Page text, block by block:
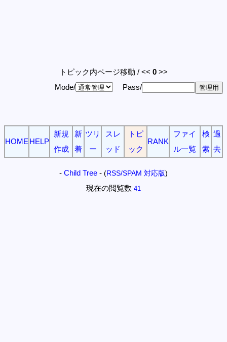
トピック内ページ移動 / << 0 >>
Mode/
Pass/
HOME HELP
新規
作成
新
着
ツリ
ー
スレ
ッド
トピ
ック
RANK
ファイ
ル一覧
検
索
過
去
- Child Tree - (RSS/SPAM 対応版)
現在の閲覧数 41